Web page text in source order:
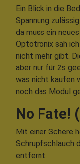
Ein Blick in die
Spannung
da muss ein
Optotronix sah
nicht mehr gibt.
aber nur für 2s
was nicht kaufen
noch das Modul
No Fate!
Mit einer Schere
Schrupfschlauch
entfernt.